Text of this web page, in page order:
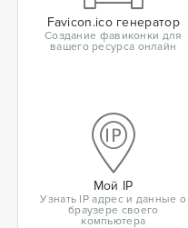
Favicon.ico генератор
Создание фавиконки для
вашего ресурса онлайн
Мой IP
Узнать IP адрес и данные о
браузере своего
компьютера